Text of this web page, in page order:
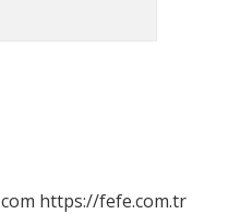
https://fefe.com.tr